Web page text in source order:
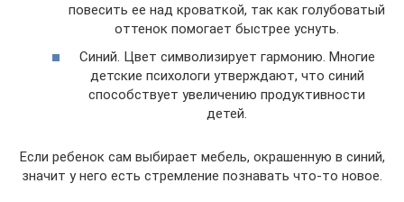
повесить ее над кроваткой, так как голубоватый
оттенок помогает быстрее уснуть.
Синий. Цвет символизирует гармонию. Многие
детские психологи утверждают, что синий
способствует увеличению продуктивности
детей.
Если ребенок сам выбирает мебель, окрашенную в синий,
значит у него есть стремление познавать что-то новое.